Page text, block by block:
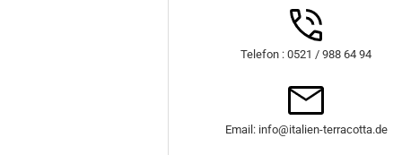
Telefon : 0521 / 988 64 94
Email: info@italien-terracotta.de